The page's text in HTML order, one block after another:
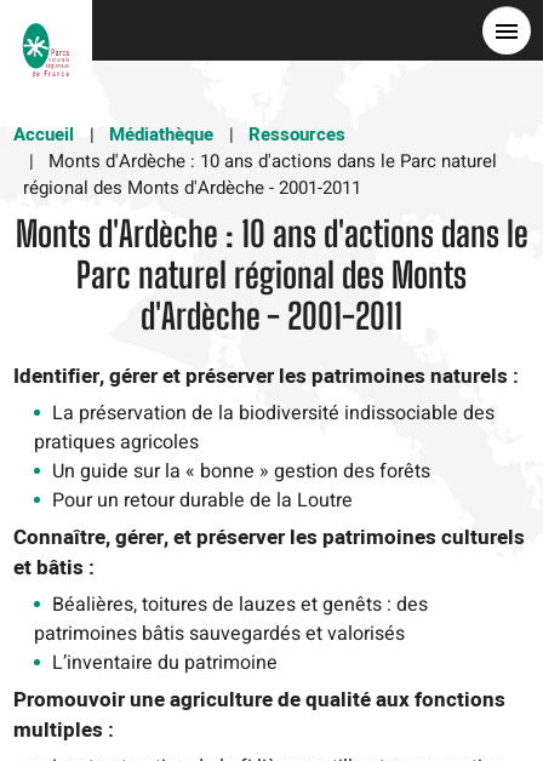
Accueil
Médiathèque
Ressources
Monts d'Ardèche : 10 ans d'actions dans le Parc naturel
régional des Monts d'Ardèche - 2001-2011
Monts d'Ardèche : 10 ans d'actions dans le
Parc naturel régional des Monts
d'Ardèche - 2001-2011
Identifier, gérer et préserver les patrimoines naturels :
La préservation de la biodiversité indissociable des
pratiques agricoles
Un guide sur la « bonne » gestion des forêts
Pour un retour durable de la Loutre
Connaître, gérer, et préserver les patrimoines culturels
et bâtis :
Béalières, toitures de lauzes et genêts : des
patrimoines bâtis sauvegardés et valorisés
L’inventaire du patrimoine
Promouvoir une agriculture de qualité aux fonctions
multiples :